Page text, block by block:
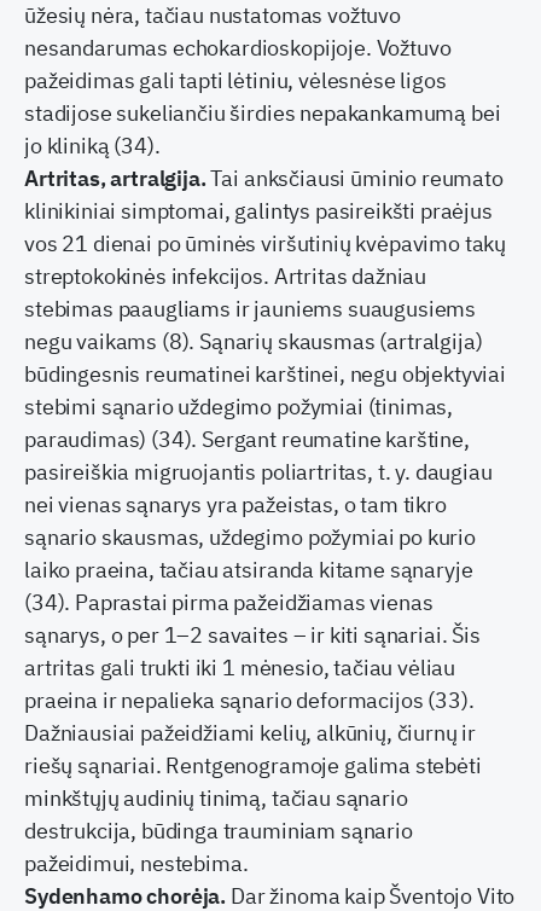
ūžesių nėra, tačiau nustatomas vožtuvo
nesandarumas echokardioskopijoje. Vožtuvo
pažeidimas gali tapti lėtiniu, vėlesnėse ligos
stadijose sukeliančiu širdies nepakankamumą bei
jo kliniką (34).
Artritas, artralgija.Tai anksčiausi ūminio reumato
klinikiniai simptomai, galintys pasireikšti praėjus
vos 21 dienai po ūminės viršutinių kvėpavimo takų
streptokokinės infekcijos. Artritas dažniau
stebimas paaugliams ir jauniems suaugusiems
negu vaikams (8). Sąnarių skausmas (artralgija)
būdingesnis reumatinei karštinei, negu objektyviai
stebimi sąnario uždegimo požymiai (tinimas,
paraudimas) (34). Sergant reumatine karštine,
pasireiškia migruojantis poliartritas, t. y. daugiau
nei vienas sąnarys yra pažeistas, o tam tikro
sąnario skausmas, uždegimo požymiai po kurio
laiko praeina, tačiau atsiranda kitame sąnaryje
(34). Paprastai pirma pažeidžiamas vienas
sąnarys, o per 1–2 savaites – ir kiti sąnariai. Šis
artritas gali trukti iki 1 mėnesio, tačiau vėliau
praeina ir nepalieka sąnario deformacijos (33).
Dažniausiai pažeidžiami kelių, alkūnių, čiurnų ir
riešų sąnariai. Rentgenogramoje galima stebėti
minkštųjų audinių tinimą, tačiau sąnario
destrukcija, būdinga trauminiam sąnario
pažeidimui, nestebima.
Sydenhamo chorėja. Dar žinoma kaip Šventojo Vito